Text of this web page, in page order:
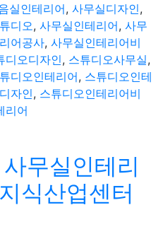
실인테리어, 사무실디자인,
디오, 사무실인테리어, 사무
어공사, 사무실인테리어비
디오디자인, 스튜디오사무실,
디오인테리어, 스튜디오인테
자인, 스튜디오인테리어비
리어
무실인테리
식산업센터